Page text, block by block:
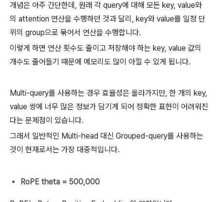
개념은 아주 간단한데, 원래 각 query에 대해 모든 key, value와
의 attention 연산을 수행하던 것과 달리, key와 value를 일정 단
위의 group으로 묶어서 연산을 수행합니다.
이렇게 하면 연산 횟수도 줄이고 저장해야 하는 key, value 값의
개수도 줄어들기 때문에 메모리도 많이 아낄 수 있게 됩니다.
Multi-query를 사용하는 경우 효율성은 올라가지만, 한 개의 key,
value 쌍에 너무 많은 정보가 담기게 되어 정확한 표현이 어려워진
다는 문제점이 있습니다.
그래서 일반적인 Multi-head 대신 Grouped-query를 사용하는
것이 현재로서는 가장 대중적입니다.
RoPE theta = 500,000